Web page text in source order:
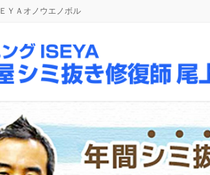
ＹＡオノウエノボル